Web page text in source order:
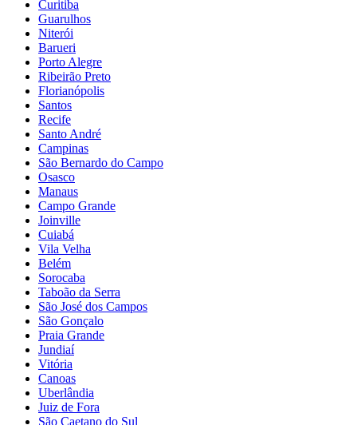
Curitiba
Guarulhos
Niterói
Barueri
Porto Alegre
Ribeirão Preto
Florianópolis
Santos
Recife
Santo André
Campinas
São Bernardo do Campo
Osasco
Manaus
Campo Grande
Joinville
Cuiabá
Vila Velha
Belém
Sorocaba
Taboão da Serra
São José dos Campos
São Gonçalo
Praia Grande
Jundiaí
Vitória
Canoas
Uberlândia
Juiz de Fora
São Caetano do Sul